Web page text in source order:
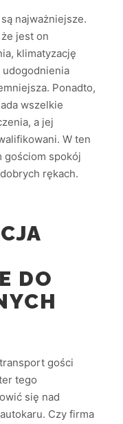
najważniejsze.
jest on
klimatyzację
Ponadto,
wszelkie
a jej
W ten
gościom spokój
rękach.
DO
gości
tego
się nad
Czy firma